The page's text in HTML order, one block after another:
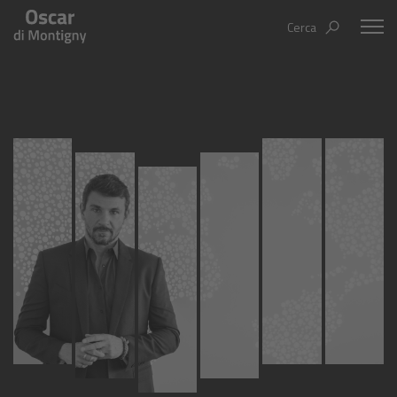
Cerca
Centodieci
Nuovi Eroi
Be Your Essence
Futurability
Books
EN ES